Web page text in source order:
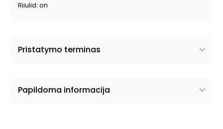
Riiulid: on
Pristatymo terminas
Papildoma informacija